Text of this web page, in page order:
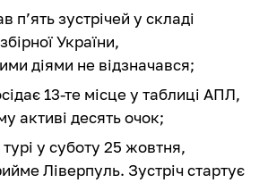
п’ять зустрічей у складі
України,
діями не відзначався;
13-те місце у таблиці АПЛ,
активі десять очок;
у суботу 25 жовтня,
Ліверпуль. Зустріч стартує